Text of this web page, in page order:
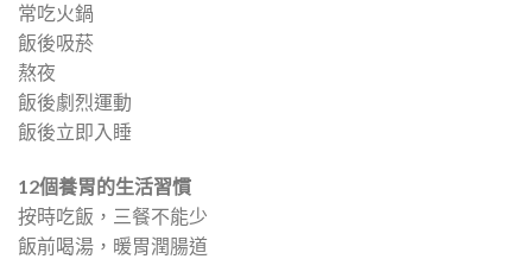
常吃火鍋
飯後吸菸
熬夜
飯後劇烈運動
飯後立即入睡
12個養胃的生活習慣
按時吃飯，三餐不能少
飯前喝湯，暖胃潤腸道